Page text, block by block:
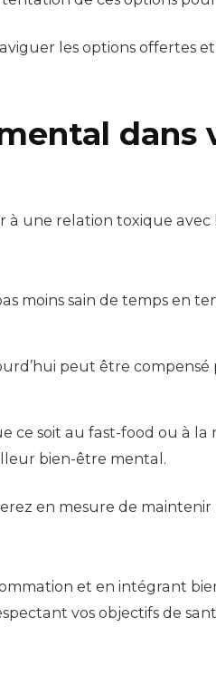
les options offertes
dans
à une relation toxique
moins sain de temps en
peut être compensé
ce soit au fast-food ou à la
bien-être mental.
en mesure de
et en intégrant
vos objectifs de